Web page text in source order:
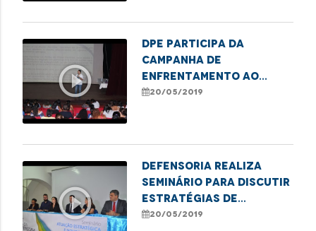
play_circle_outline
DPE participa da
Campanha de
Enfrentamento ao
Abuso Sexual Infantil
20/05/2019
play_circle_outline
Defensoria realiza
seminário para discutir
estratégias de
promoção dos direitos
20/05/2019